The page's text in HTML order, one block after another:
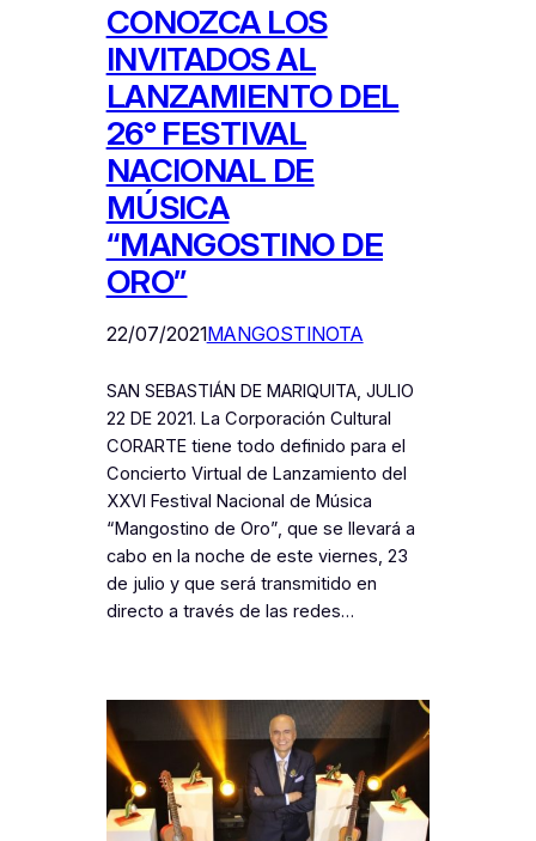
CONOZCA LOS
INVITADOS AL
LANZAMIENTO DEL
26° FESTIVAL
NACIONAL DE
MÚSICA
“MANGOSTINO DE
ORO”
22/07/2021MANGOSTINOTA
SAN SEBASTIÁN DE MARIQUITA, JULIO
22 DE 2021. La Corporación Cultural
CORARTE tiene todo definido para el
Concierto Virtual de Lanzamiento del
XXVI Festival Nacional de Música
“Mangostino de Oro”, que se llevará a
cabo en la noche de este viernes, 23
de julio y que será transmitido en
directo a través de las redes…